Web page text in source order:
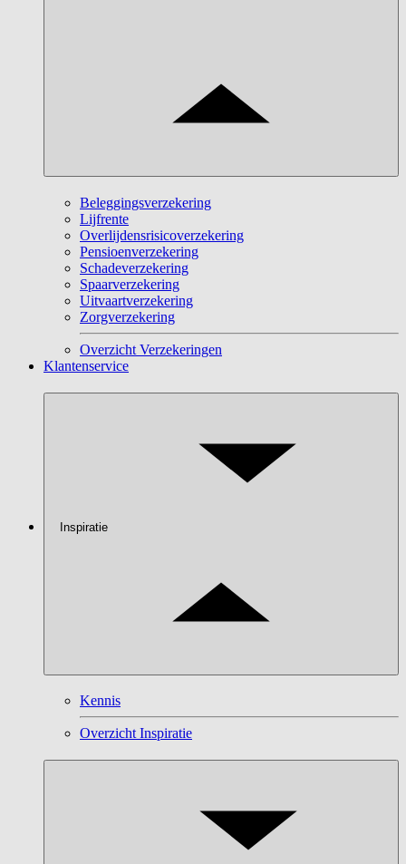
Beleggingsverzekering
Lijfrente
Overlijdensrisicoverzekering
Pensioenverzekering
Schadeverzekering
Spaarverzekering
Uitvaartverzekering
Zorgverzekering
Overzicht Verzekeringen
Klantenservice
Inspiratie
Kennis
Overzicht Inspiratie